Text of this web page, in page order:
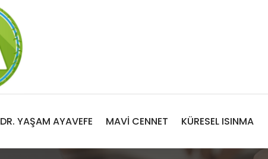
DR. YAŞAM AYAVEFE MAVİ CENNET KÜRESEL ISINMA